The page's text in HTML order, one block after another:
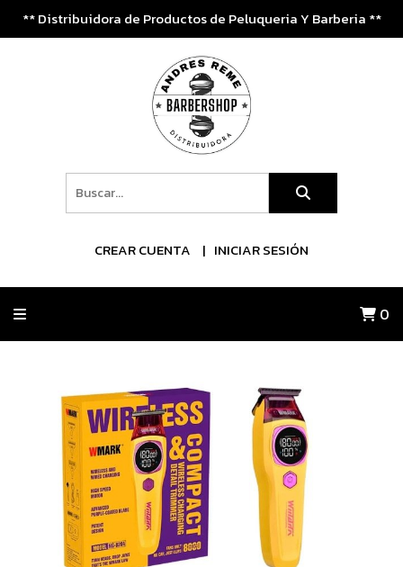
** Distribuidora de Productos de Peluqueria Y Barberia **
CREAR CUENTA INICIAR SESIÓN
0